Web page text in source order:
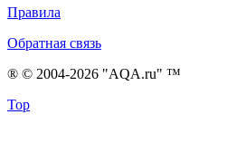
Правила
Обратная связь
® © 2004-2026 "AQA.ru" ™
Top